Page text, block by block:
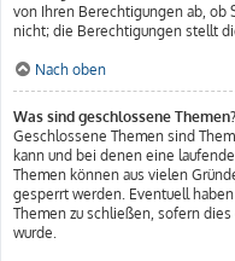
von Ihren Berechtigungen ab,
nicht; die Berechtigungen stellt
Nach oben
Was sind geschlossene Themen?
Geschlossene Themen sind
kann und bei denen eine
Themen können aus vielen
gesperrt werden. Eventuell
Themen zu schließen, sofern
wurde.